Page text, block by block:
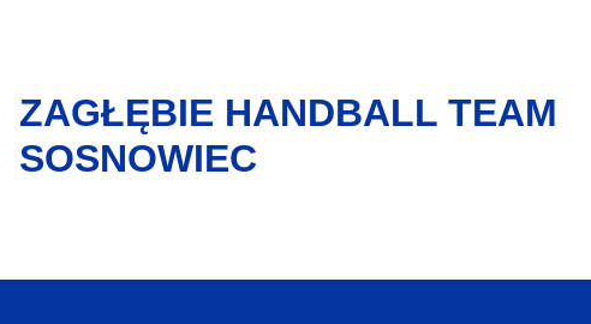
ZAGŁĘBIE HANDBALL TEAM
SOSNOWIEC